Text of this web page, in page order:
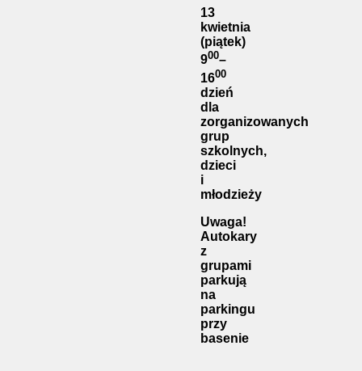
13
kwietnia
(piątek)
900–
1600
dzień
dla
zorganizowanych
grup
szkolnych,
dzieci
i
młodzieży
Uwaga!
Autokary
z
grupami
parkują
na
parkingu
przy
basenie